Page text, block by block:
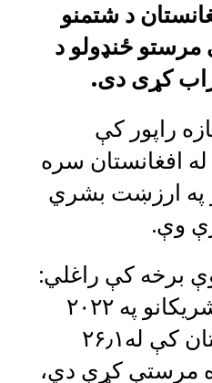
د شتمنو
مرستو ځنډولو د
کړی دی.
راپور کې
له افغانستان سره
په ارزښت بشري
وې.
برخه کې راغلي:
«د بشري مرستو شریکانو په ۲۰۲۲
کال کې په افغانستان کې له۲۶٫۱
مرستې کړې دي،